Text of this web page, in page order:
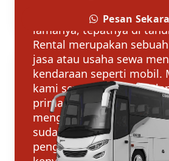
Pesan
Alfath Rental berdiri
lamanya, tepatnya di
Rental merupakan
jasa atau usaha sewa
kendaraan seperti mobil.
kami sewakan selalu
prima atau siap jalan dan
menggunakan merk
sudah dikenal para
pengguna mobil di tanah